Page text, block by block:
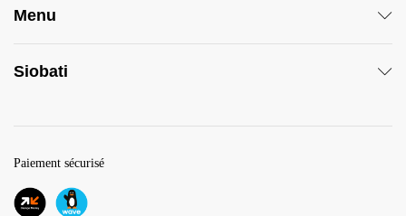
Menu
Siobati
Paiement sécurisé